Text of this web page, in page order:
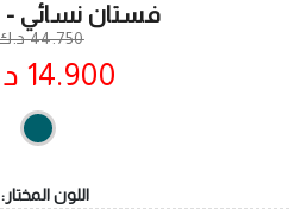
فستان نسائي - 939898
44.750 د.ك
14.900 د.ك
اللون المختار: